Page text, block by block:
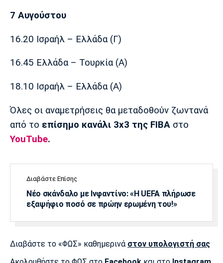
7 Αυγούστου
16.20 Ισραήλ – Ελλάδα (Γ)
16.45 Ελλάδα – Τουρκία (Α)
18.10 Ισραήλ – Ελλάδα (Α)
Όλες οι αναμετρήσεις θα μεταδοθούν ζωντανά
από το επίσημο κανάλι 3x3 της FIBA στο
YouTube.
Διαβάστε Επίσης
Νέο σκάνδαλο με Ινφαντίνο: «Η UEFA πλήρωσε
εξαψήφιο ποσό σε πρώην ερωμένη του!»
Διαβάστε το «ΦΩΣ» καθημερινά στον υπολογιστή σας